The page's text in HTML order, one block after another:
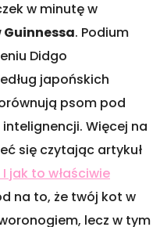
w minutę w
Guinnessa. Podium
Didgo
japońskich
psom pod
Więcej na
się czytając artykuł
jak to właściwie
na to, że twój kot w
lecz w tym